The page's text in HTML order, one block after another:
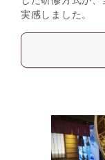
実感しました。